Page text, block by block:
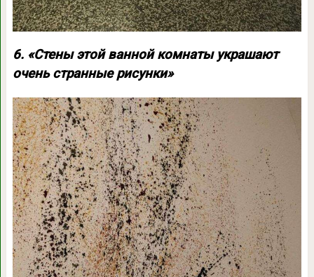
6. «Стены этой ванной комнаты украшают
очень странные рисунки»